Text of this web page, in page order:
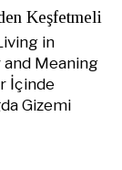
Keşfetmeli
in
Meaning
İçinde
Gizemi